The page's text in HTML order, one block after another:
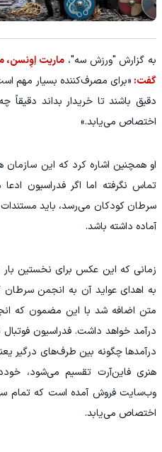
به گزارش "ورزش سه"، ماریت اِوِنسن،
گفت: «برای مصرف‌کننده بسیار مهم
دقیق باشند تا خریدار بداند
اختصاص می‌یابد.»
او همچنین اشاره کرد که این سازمان
تماس نگرفته اما اگر فدراسیون
سرطان کودکان می‌رسد، باید مستندات
آماده داشته باشد.
زمانی که این عکس برای نخستین
به اهدای عواید آن به انجمن
متن اضافه شد با این مضمون که
درآمد خواهد داشت. فدراسیون
درآمدها چگونه بین طرف‌های درگیر
هنری فاین‌آرت تقسیم می‌شود،
وب‌سایت فروش آمده است که تمام
اختصاص می‌یابد.